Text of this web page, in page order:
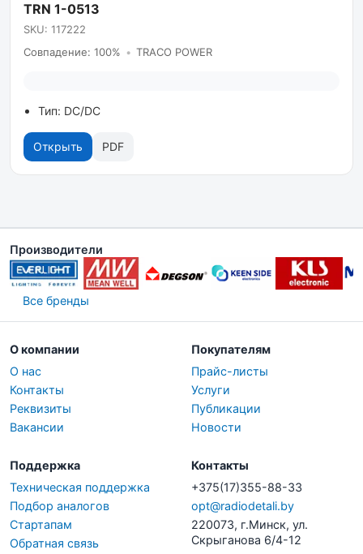
TRN 1-0513
SKU: 117222
Совпадение: 100% • TRACO POWER
Тип: DC/DC
Открыть PDF
Производители
Все бренды
О компании
О нас
Контакты
Реквизиты
Вакансии
Покупателям
Прайс-листы
Услуги
Публикации
Новости
Поддержка
Техническая поддержка
Подбор аналогов
Стартапам
Обратная связь
Контакты
+375(17)355-88-33
opt@radiodetali.by
220073, г.Минск, ул.
Скрыганова 6/4-12